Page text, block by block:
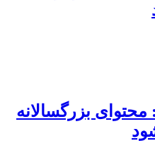
تغییر سیاست OpenAI: محتوای بزرگسالانه